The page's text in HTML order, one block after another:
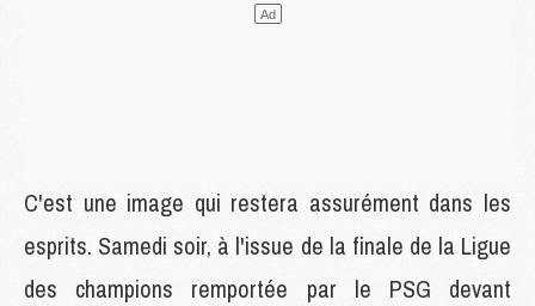
C'est une image qui restera assurément dans les
esprits. Samedi soir, à l'issue de la finale de la Ligue
des champions remportée par le PSG devant